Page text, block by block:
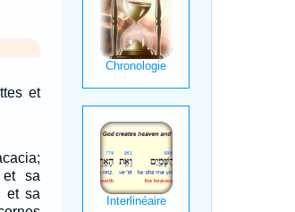
et
sa
et sa